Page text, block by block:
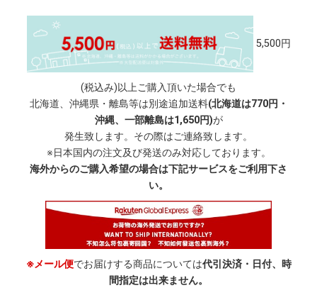
5,500円
(税込み)以上ご購入頂いた場合でも
北海道、沖縄県・離島等は別途追加送料(北海道は770円・
沖縄、一部離島は1,650円)が
発生致します。その際はご連絡致します。
※日本国内の注文及び発送のみ対応しております。
海外からのご購入希望の場合は下記サービスをご利用下さ
い。
※メール便でお届けする商品については代引決済・日付、時
間指定は出来ません。